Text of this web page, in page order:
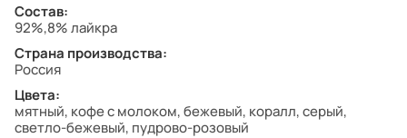
Состав:
92%,8% лайкра
Страна производства:
Россия
Цвета:
мятный, кофе с молоком, бежевый, коралл, серый,
светло-бежевый, пудрово-розовый